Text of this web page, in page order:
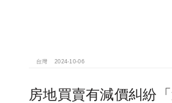
台灣 2024-10-06
房地買賣有減價糾紛